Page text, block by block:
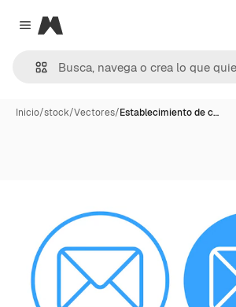
Close menu
Magnific
Inicio/stock/Vectores/Establecimiento de c…